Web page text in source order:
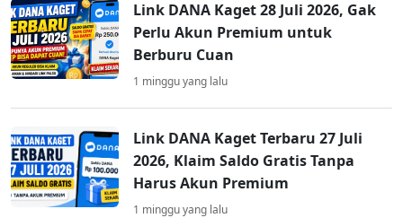
Link DANA Kaget 28 Juli 2026, Gak
Perlu Akun Premium untuk
Berburu Cuan
1 minggu yang lalu
Link DANA Kaget Terbaru 27 Juli
2026, Klaim Saldo Gratis Tanpa
Harus Akun Premium
1 minggu yang lalu